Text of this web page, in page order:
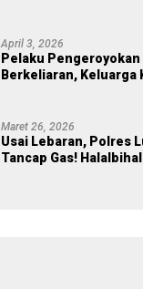
April 3, 2026
Pelaku Pengeroyokan
Berkeliaran, Keluarga
Maret 26, 2026
Usai Lebaran, Polres
Tancap Gas!